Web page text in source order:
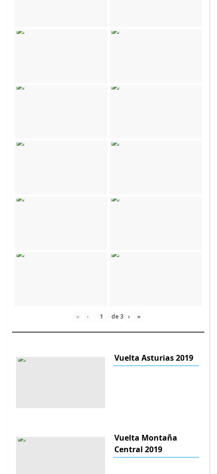
« ‹ de3 › »
Vuelta Asturias 2019
Vuelta Montaña
Central 2019